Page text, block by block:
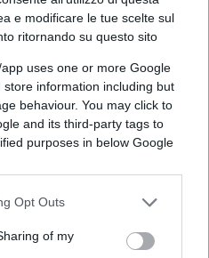
e modificare le tue scelte sul
ritornando su questo sito
uses one or more Google
information including but
behaviour. You may click to
and its third-party tags to
purposes in below Google
Opt Outs
of my
per gli Stati membri
90% del Pil, ossia la
0,25% annuo su un
dello 0,4% su un totale
per l’Italia,
il “no”